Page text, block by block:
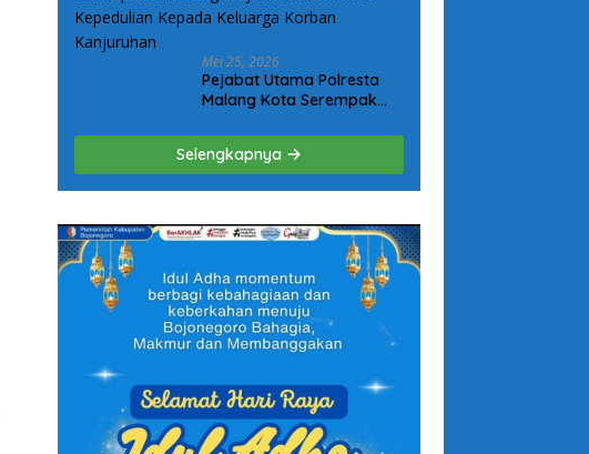
Mei 25, 2026
Pejabat Utama Polresta
Malang Kota Serempak
Komitmen Kepedulian
Kepada Keluarga Korban
Kanjuruhan
Selengkapnya